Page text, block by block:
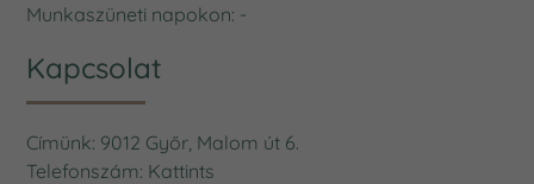
Munkaszüneti napokon: -
Kapcsolat
Címünk: 9012 Győr, Malom út 6.
Telefonszám: Kattints